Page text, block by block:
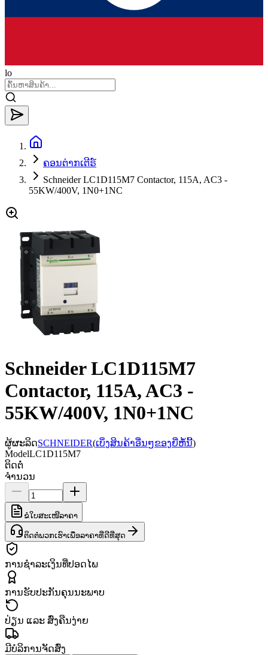
lo
ຄອນຕ່າກເຕີຣ໌
Schneider LC1D115M7 Contactor, 115A, AC3 -
55KW/400V, 1N0+1NC
Schneider LC1D115M7
Contactor, 115A, AC3 -
55KW/400V, 1N0+1NC
ຜູ້ຜະລິດSCHNEIDER(ເບິ່ງສິນຄ້າອື່ນໆຂອງຍີ່ຫໍ້ນີ້)
ModelLC1D115M7
ຕິດຕໍ່
ຈຳນວນ
ຂໍໃບສະເໜີລາຄາ
ຕິດຕໍ່ພວກເຮົາເພື່ອລາຄາທີ່ດີທີ່ສຸດ
ການຊຳລະເງິນທີ່ປອດໄພ
ການຮັບປະກັນຄຸນນະພາບ
ປ່ຽນ ແລະ ສົ່ງຄືນງ່າຍ
ມີບໍລິການຈັດສົ່ງ